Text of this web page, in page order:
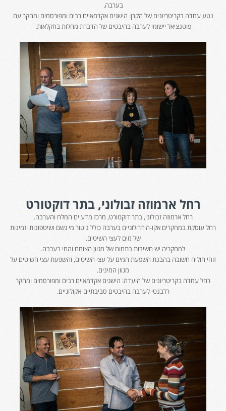
בערבה.
נטע עמדה בקריטריונים של הקרן: הישגים אקדמאיים רבים ומפורסמים ומחקר עם
פוטנציאל יישומי לערבה בהיבטים של הדברת מחלות בחקלאות.
רחל ארמוזה זבולוני, בתר דוקטורט
רחל ארמוזה זבולוני, בתר דוקטורט, מרכז מדע ים המלח והערבה.
רחל עוסקת במחקרים אקו-הידרולוגיים בערבה כולל ניטור מי גשם ושיטפונות וזמינות
של מים לעצי השיטים.
למחקריה יש חשיבות בתחום של מגוון הצומח והחי בערבה.
זוהי חוליה חשובה בהבנת השפעת המים על עצי השיטים, והשפעת עצי השיטים על
מגוון המינים.
רחל עמדה בקריטריונים של הועדה: הישגים אקדמאיים רבים ומפורסמים ומחקר
רלבנטי לערבה בהיבטים סביבתיים-אקולוגיים.